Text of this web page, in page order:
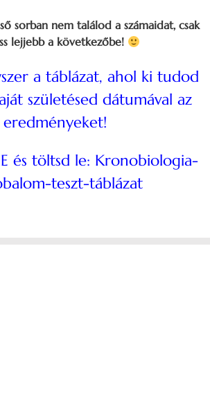
sorban nem találod a számaidat, csak
lejjebb a következőbe!
a táblázat, ahol ki tudod
születésed dátumával az
eredményeket!
és töltsd le: Kronobiologia-
teszt-táblázat